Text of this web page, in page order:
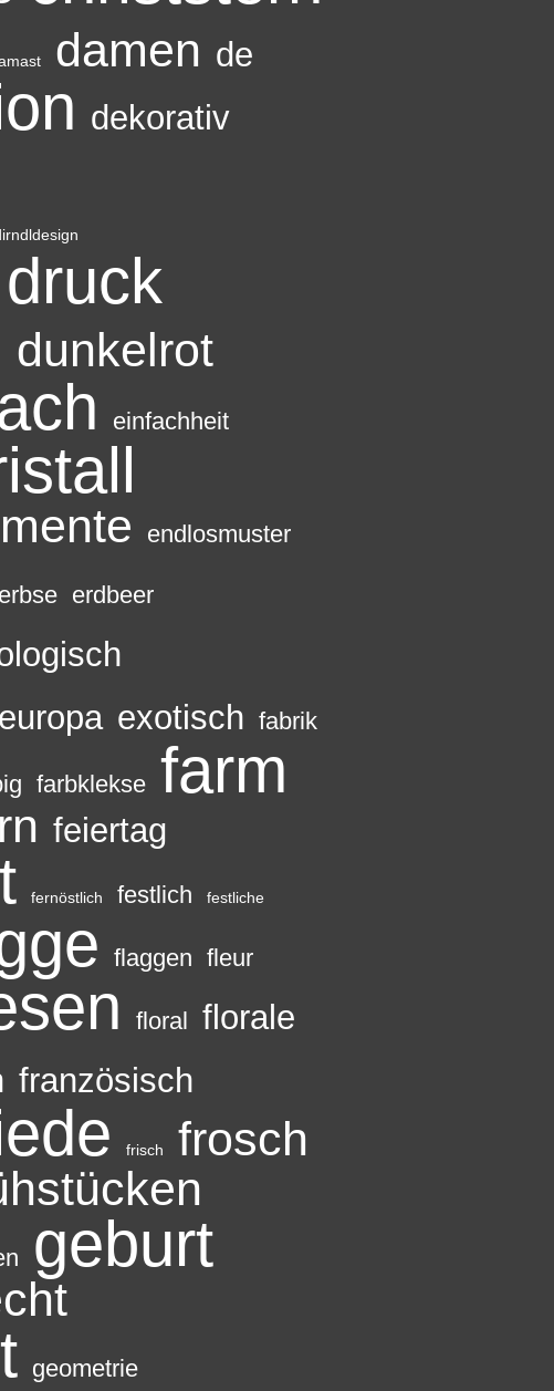
damen de
dekorativ
druck
dunkelrot
einfachheit
endlosmuster
erbse erdbeer
europa exotisch fabrik
farbklekse farm
feiertag
fernöstlich festlich festliche
flaggen fleur
floral florale
französisch
frisch
frosch
geburt
geometrie